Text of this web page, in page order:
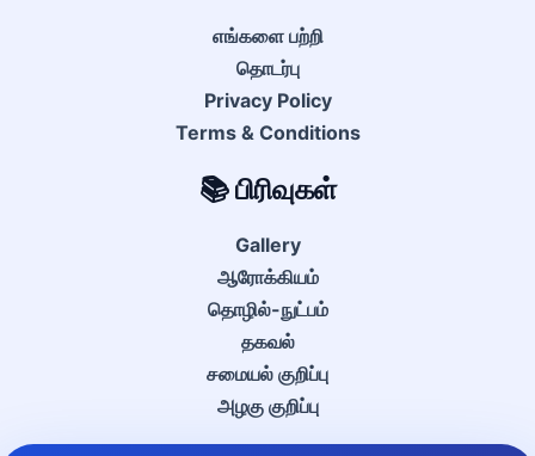
எங்களை பற்றி
தொடர்பு
Privacy Policy
Terms & Conditions
📚 பிரிவுகள்
Gallery
ஆரோக்கியம்
தொழில்-நுட்பம்
தகவல்
சமையல் குறிப்பு
அழகு குறிப்பு